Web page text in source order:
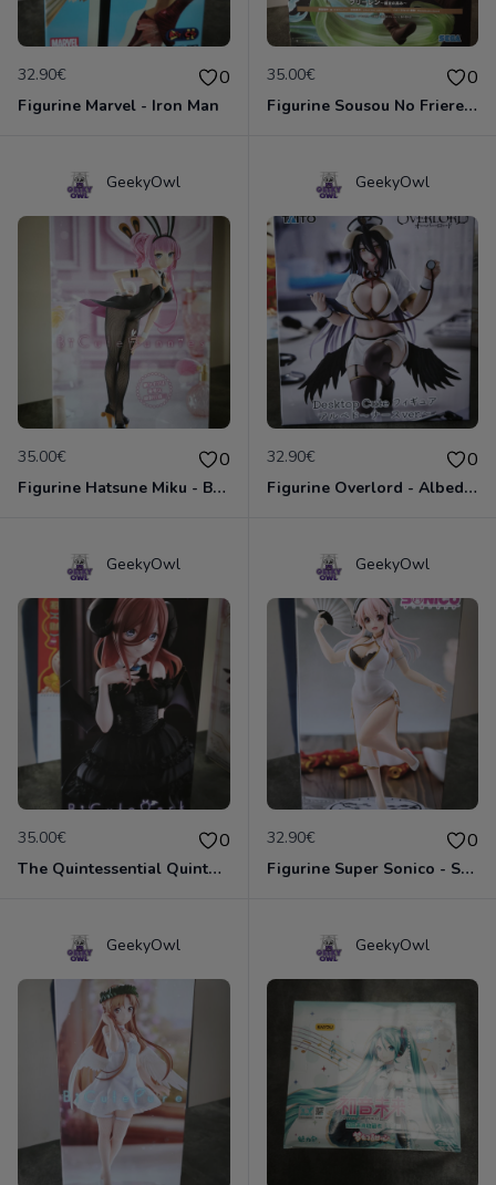
32.90€ 0
Figurine Marvel - Iron Man
35.00€ 0
Figurine Sousou No Frieren - Frieren The Heights of Magic
GeekyOwl
35.00€ 0
Figurine Hatsune Miku - Bicute Bunnies - Megurine Luka
GeekyOwl
32.90€ 0
Figurine Overlord - Albedo Nurse
GeekyOwl
35.00€ 0
The Quintessential Quintuplets - Miku Nakano Bicute Dark
GeekyOwl
32.90€ 0
Figurine Super Sonico - Sonico White Cheongasm
GeekyOwl GeekyOwl